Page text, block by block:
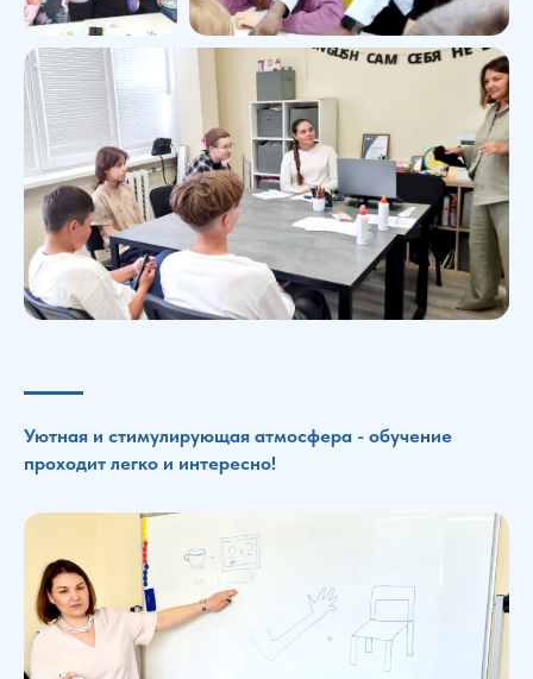
Уютная и стимулирующая атмосфера - обучение
проходит легко и интересно!